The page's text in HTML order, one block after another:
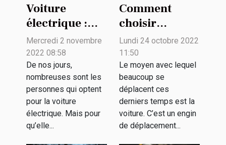
Voiture
électrique :
quelques
critères pour
choisir la
puissance du
chargeur
Mercredi 2 novembre
2022 08:58
De nos jours,
nombreuses sont les
personnes qui optent
pour la voiture
électrique. Mais pour
qu’elle...
Comment
choisir
l’empattement
d’une voiture ?
Lundi 24 octobre 2022
11:50
Le moyen avec lequel
beaucoup se
déplacent ces
derniers temps est la
voiture. C’est un engin
de déplacement...